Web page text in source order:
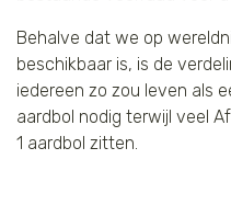
Behalve dat we op
beschikbaar is, is de
iedereen zo zou leven als
aardbol nodig terwijl veel
1 aardbol zitten.